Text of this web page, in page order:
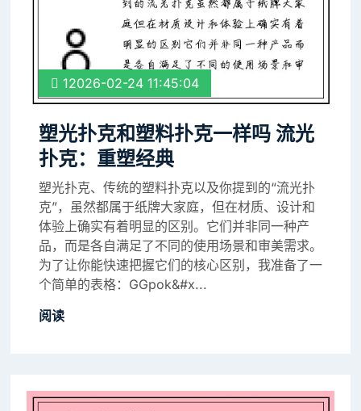
12026-02-24 11:45:04
塑光扑克和塑料扑克一样吗 流光
扑克：重塑经典
塑光扑克、传统的塑料扑克以及你提到的“流光扑
克”，虽然都属于纸牌大家庭，但在材质、设计和
体验上确实有着明显的区别。它们并非同一种产
品，而是各自满足了不同的使用场景和审美需求。
为了让你能快速把握它们的核心区别，我准备了一
个简单的表格：GGpok&#x...
阅读